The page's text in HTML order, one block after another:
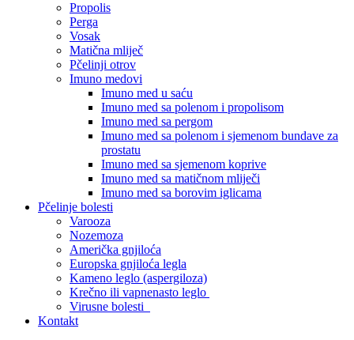
Propolis
Perga
Vosak
Matična mliječ
Pčelinji otrov
Imuno medovi
Imuno med u saću
Imuno med sa polenom i propolisom
Imuno med sa pergom
Imuno med sa polenom i sjemenom bundave za
prostatu
Imuno med sa sjemenom koprive
Imuno med sa matičnom mliječi
Imuno med sa borovim iglicama
Pčelinje bolesti
Varooza
Nozemoza
Američka gnjiloća
Europska gnjiloća legla
Kameno leglo (aspergiloza)
Krečno ili vapnenasto leglo
Virusne bolesti
Kontakt